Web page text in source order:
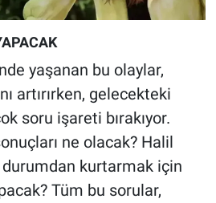
yaşanan bu olaylar,
artırırken, gelecekteki
soru işareti bırakıyor.
ne olacak? Halil
durumdan kurtarmak için
Tüm bu sorular,